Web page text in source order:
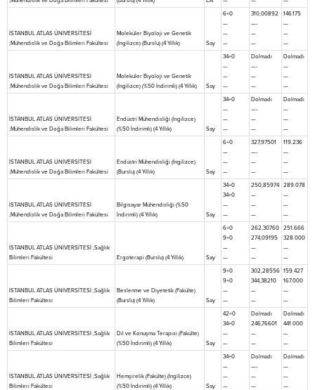
İSTANBUL ATLAS ÜNİVERSİTESİ
;Mühendislik ve Doğa Bilimleri Fakültesi
Moleküler Biyoloji ve Genetik
(İngilizce) (Burslu) (4 Yıllık)
Say
6+0
—
—
—
310,00892
—-
—
—
146.175
—
—
—
İSTANBUL ATLAS ÜNİVERSİTESİ
;Mühendislik ve Doğa Bilimleri Fakültesi
Moleküler Biyoloji ve Genetik
(İngilizce) (%50 İndirimli) (4 Yıllık)
Say
34+0
—
—
—
Dolmadı
—-
—
—
Dolmadı
—
—
—
İSTANBUL ATLAS ÜNİVERSİTESİ
;Mühendislik ve Doğa Bilimleri Fakültesi
Endüstri Mühendisliği (İngilizce)
(%50 İndirimli) (4 Yıllık)
Say
34+0
—
—
—
Dolmadı
—-
—
—
Dolmadı
—
—
—
İSTANBUL ATLAS ÜNİVERSİTESİ
;Mühendislik ve Doğa Bilimleri Fakültesi
Endüstri Mühendisliği (İngilizce)
(Burslu) (4 Yıllık)
Say
6+0
—
—
—
327,97501
—-
—
—
119.236
—
—
—
İSTANBUL ATLAS ÜNİVERSİTESİ
;Mühendislik ve Doğa Bilimleri Fakültesi
Bilgisayar Mühendisliği (%50
İndirimli) (4 Yıllık)
Say
34+0
34+0
—
—
250,85974
—
—
—
289.078
—
—
—
İSTANBUL ATLAS ÜNİVERSİTESİ ;Sağlık
Bilimleri Fakültesi
Ergoterapi (Burslu) (4 Yıllık) Say
6+0
9+0
—
—
262,30760
274,09195
—
—
251.666
328.000
—
—
İSTANBUL ATLAS ÜNİVERSİTESİ ;Sağlık
Bilimleri Fakültesi
Beslenme ve Diyetetik (Fakülte)
(Burslu) (4 Yıllık)
Say
9+0
9+0
—
—
302,28556
344,38210
—
—
159.427
167.000
—
—
İSTANBUL ATLAS ÜNİVERSİTESİ ;Sağlık
Bilimleri Fakültesi
Dil ve Konuşma Terapisi (Fakülte)
(%50 İndirimli) (4 Yıllık)
Say
42+0
34+0
—
—
Dolmadı
246,76601
—
—
Dolmadı
441.000
—
—
İSTANBUL ATLAS ÜNİVERSİTESİ ;Sağlık
Bilimleri Fakültesi
Hemşirelik (Fakülte) (İngilizce)
(%50 İndirimli) (4 Yıllık)
Say
34+0
—
—
—
Dolmadı
—-
—
—
Dolmadı
—
—
—